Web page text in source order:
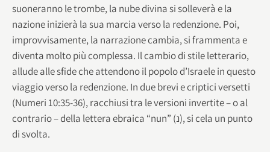
suoneranno le trombe, la nube divina si solleverà e la
nazione inizierà la sua marcia verso la redenzione. Poi,
improvvisamente, la narrazione cambia, si frammenta e
diventa molto più complessa. Il cambio di stile letterario,
allude alle sfide che attendono il popolo d’Israele in questo
viaggio verso la redenzione. In due brevi e criptici versetti
(Numeri 10:35-36), racchiusi tra le versioni invertite – o al
contrario – della lettera ebraica “nun” (נ), si cela un punto
di svolta.